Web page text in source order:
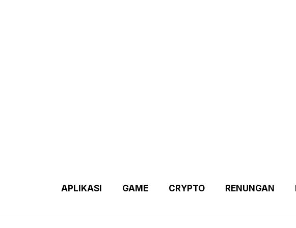
APLIKASI GAME CRYPTO RENUNGAN